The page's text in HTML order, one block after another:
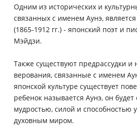
Одним из исторических и
связанных с именем Аунэ,
(1865-1912 гг.) - японский поэт и
Мэйдзи.
Также существуют предрассудки и
верования, связанные с именем
японской культуре существует
ребенок называется Аунэ, он будет
мудростью, силой и способностью
духовным миром.